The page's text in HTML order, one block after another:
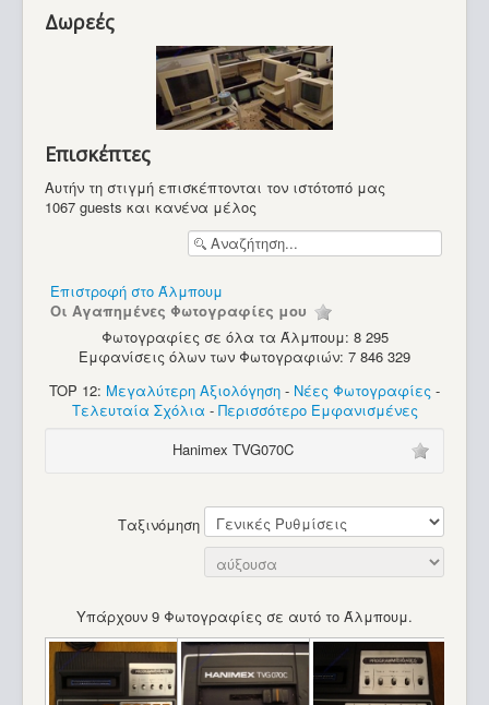
Κονσόλες - Pongs
Hanimex TVG070C
Δωρεές
Επισκέπτες
Αυτήν τη στιγμή επισκέπτονται τον ιστότοπό μας
1067 guests και κανένα μέλος
Επιστροφή στο Άλμπουμ
Οι Αγαπημένες Φωτογραφίες μου
Φωτογραφίες σε όλα τα Άλμπουμ: 8 295
Εμφανίσεις όλων των Φωτογραφιών: 7 846 329
TOP 12: Μεγαλύτερη Αξιολόγηση - Νέες Φωτογραφίες -
Τελευταία Σχόλια - Περισσότερο Εμφανισμένες
Hanimex TVG070C
Ταξινόμηση
Υπάρχουν 9 Φωτογραφίες σε αυτό το Άλμπουμ.